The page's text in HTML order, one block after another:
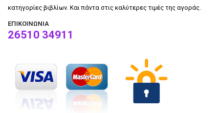
κατηγορίες βιβλίων. Και πάντα στις καλύτερες τιμές της αγοράς.
ΕΠΙΚΟΙΝΩΝΊΑ
26510 34911